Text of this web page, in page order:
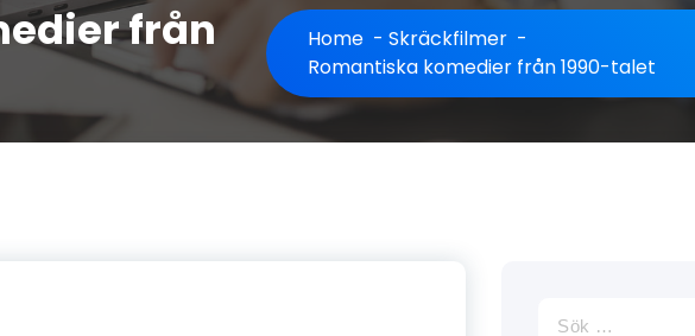
från
Home - Skräckfilmer -
Romantiska komedier från 1990-talet